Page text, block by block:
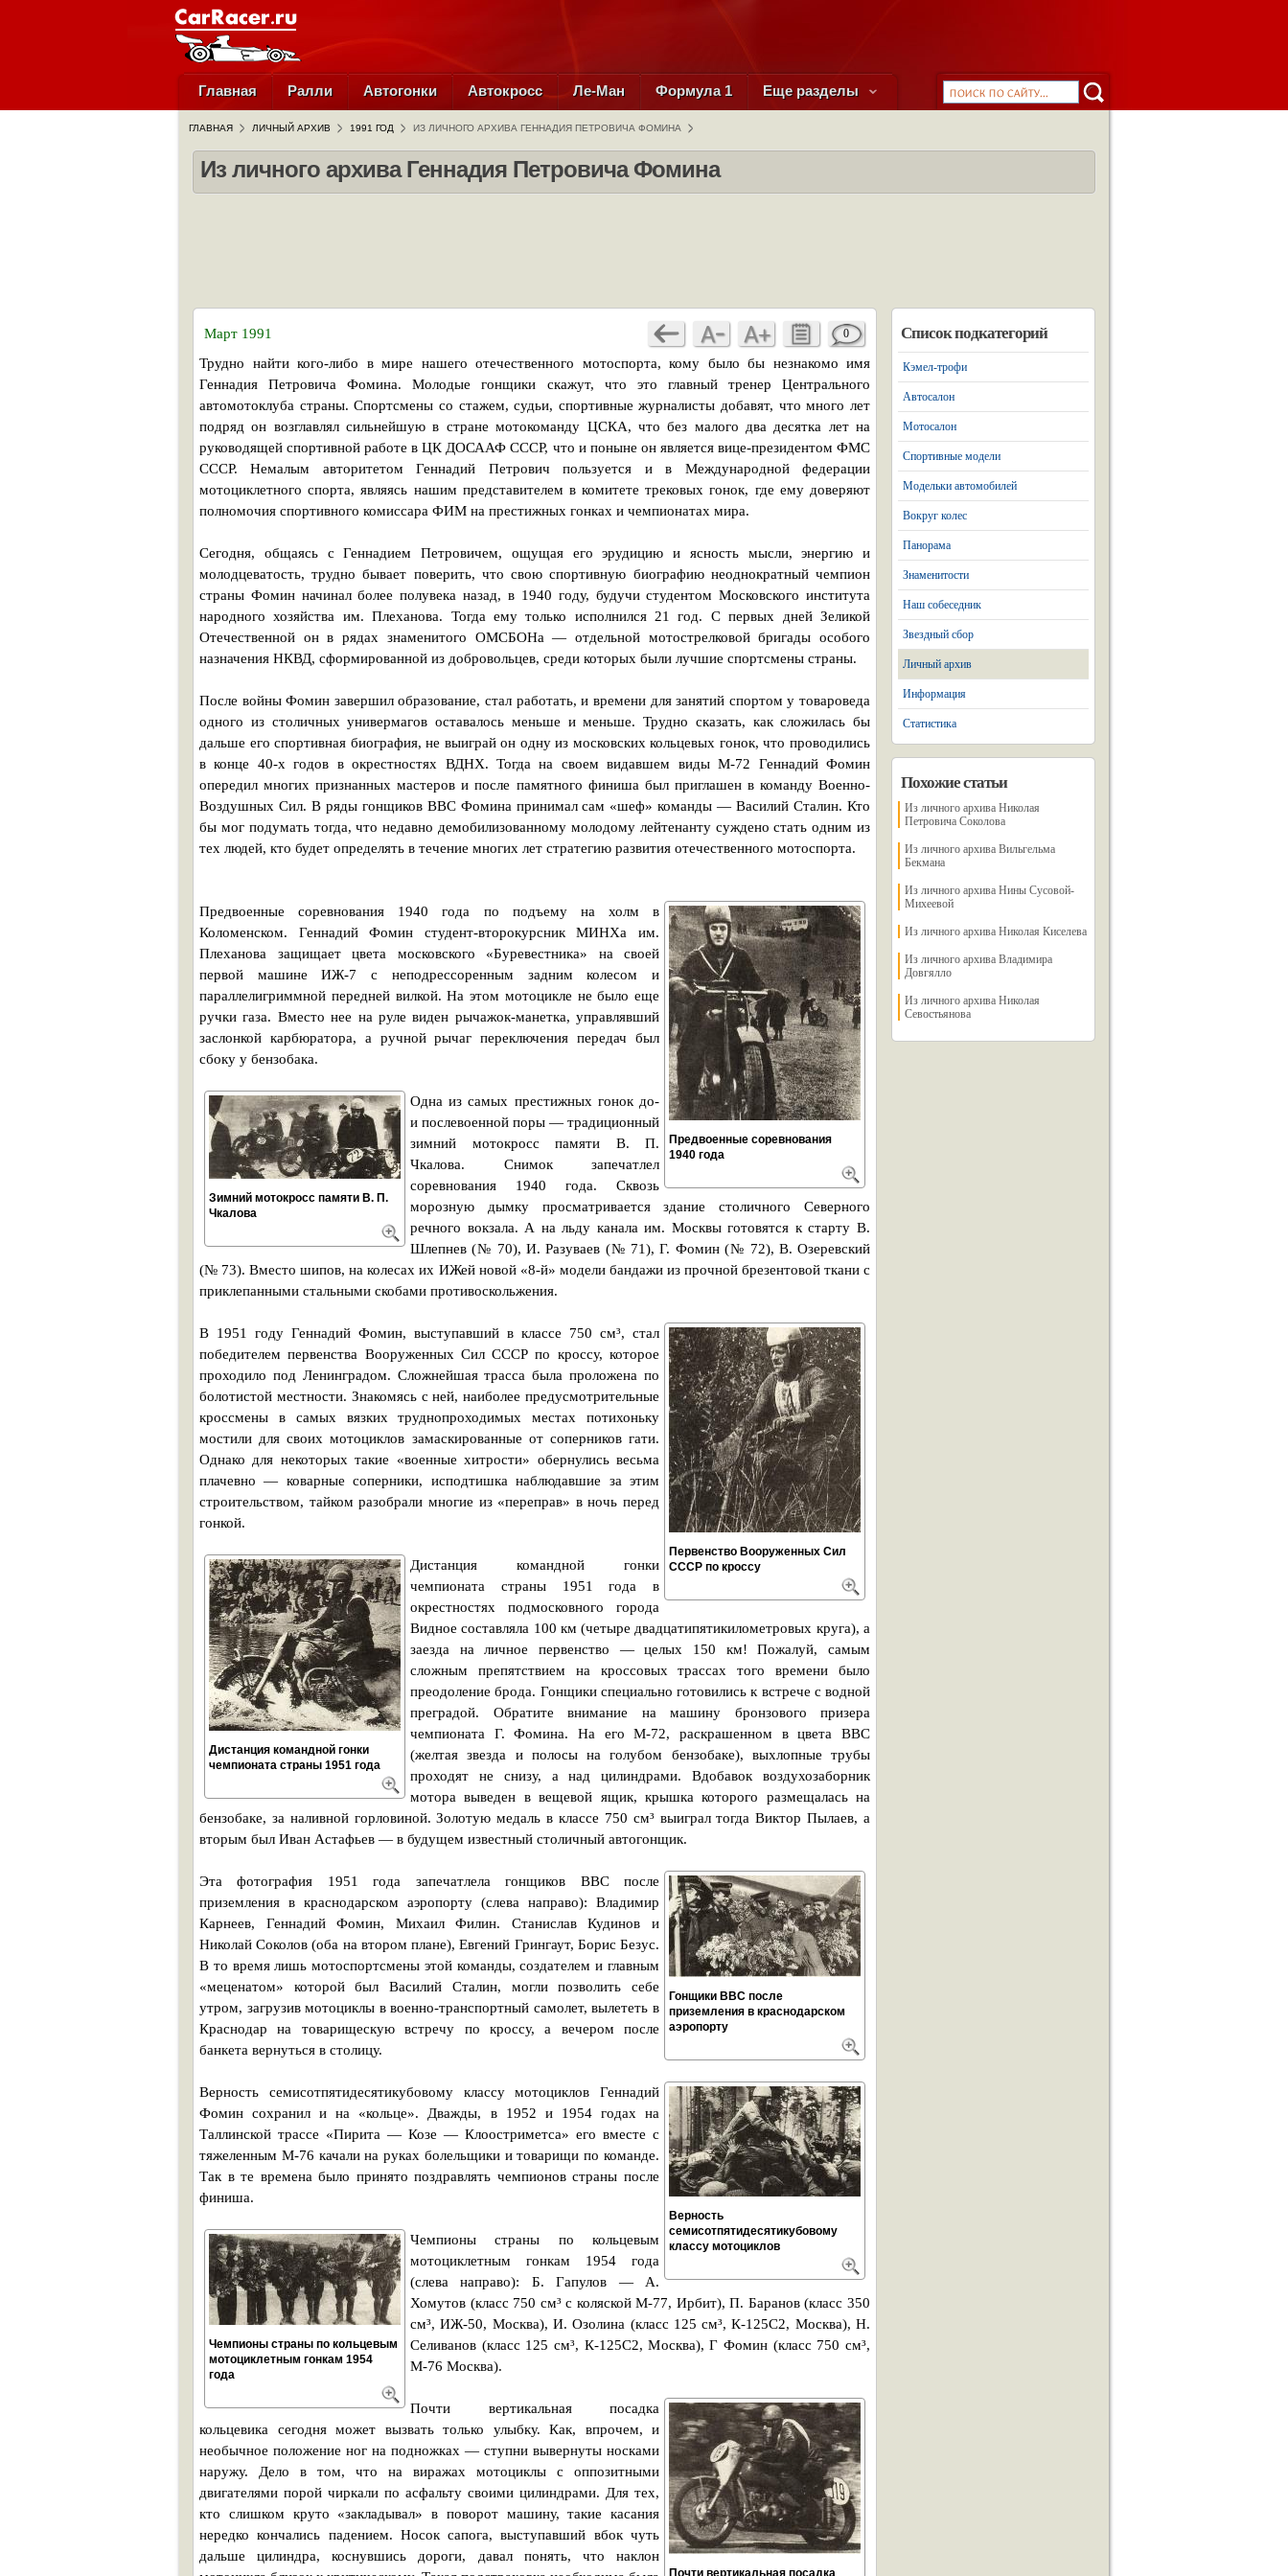
Главная Ралли Автогонки Автокросс Ле-Ман Формула 1 Еще разделы
ГЛАВНАЯ ЛИЧНЫЙ АРХИВ 1991 ГОД ИЗ ЛИЧНОГО АРХИВА ГЕННАДИЯ ПЕТРОВИЧА ФОМИНА
Из личного архива Геннадия Петровича Фомина
Март 1991 0
Трудно найти кого-либо в мире нашего отечественного мотоспорта, кому было бы незнакомо имя
Геннадия Петровича Фомина. Молодые гонщики скажут, что это главный тренер Центрального
автомотоклуба страны. Спортсмены со стажем, судьи, спортивные журналисты добавят, что много лет
подряд он возглавлял сильнейшую в стране мотокоманду ЦСКА, что без малого два десятка лет на
руководящей спортивной работе в ЦК ДОСААФ СССР, что и поныне он является вице-президентом ФМС
СССР. Немалым авторитетом Геннадий Петрович пользуется и в Международной федерации
мотоциклетного спорта, являясь нашим представителем в комитете трековых гонок, где ему доверяют
полномочия спортивного комиссара ФИМ на престижных гонках и чемпионатах мира.
Сегодня, общаясь с Геннадием Петровичем, ощущая его эрудицию и ясность мысли, энергию и
молодцеватость, трудно бывает поверить, что свою спортивную биографию неоднократный чемпион
страны Фомин начинал более полувека назад, в 1940 году, будучи студентом Московского института
народного хозяйства им. Плеханова. Тогда ему только исполнился 21 год. С первых дней Зеликой
Отечественной он в рядах знаменитого ОМСБОНа — отдельной мотострелковой бригады особого
назначения НКВД, сформированной из добровольцев, среди которых были лучшие спортсмены страны.
После войны Фомин завершил образование, стал работать, и времени для занятий спортом у товароведа
одного из столичных универмагов оставалось меньше и меньше. Трудно сказать, как сложилась бы
дальше его спортивная биография, не выиграй он одну из московских кольцевых гонок, что проводились
в конце 40-х годов в окрестностях ВДНХ. Тогда на своем видавшем виды М-72 Геннадий Фомин
опередил многих признанных мастеров и после памятного финиша был приглашен в команду Военно-
Воздушных Сил. В ряды гонщиков ВВС Фомина принимал сам «шеф» команды — Василий Сталин. Кто
бы мог подумать тогда, что недавно демобилизованному молодому лейтенанту суждено стать одним из
тех людей, кто будет определять в течение многих лет стратегию развития отечественного мотоспорта.
Предвоенные соревнования
1940 года
Предвоенные соревнования 1940 года по подъему на холм в
Коломенском. Геннадий Фомин студент-второкурсник МИНХа им.
Плеханова защищает цвета московского «Буревестника» на своей
первой машине ИЖ-7 с неподрессоренным задним колесом и
параллелигриммной передней вилкой. На этом мотоцикле не было еще
ручки газа. Вместо нее на руле виден рычажок-манетка, управлявший
заслонкой карбюратора, а ручной рычаг переключения передач был
сбоку у бензобака.
Зимний мотокросс памяти В. П.
Чкалова
Одна из самых престижных гонок до-
и послевоенной поры — традиционный
зимний мотокросс памяти В. П.
Чкалова. Снимок запечатлел
соревнования 1940 года. Сквозь
морозную дымку просматривается здание столичного Северного
речного вокзала. А на льду канала им. Москвы готовятся к старту В.
Шлепнев (№ 70), И. Разуваев (№ 71), Г. Фомин (№ 72), В. Озеревский
(№ 73). Вместо шипов, на колесах их ИЖей новой «8-й» модели бандажи из прочной брезентовой ткани с
приклепанными стальными скобами противоскольжения.
Первенство Вооруженных Сил
СССР по кроссу
В 1951 году Геннадий Фомин, выступавший в классе 750 см³, стал
победителем первенства Вооруженных Сил СССР по кроссу, которое
проходило под Ленинградом. Сложнейшая трасса была проложена по
болотистой местности. Знакомясь с ней, наиболее предусмотрительные
кроссмены в самых вязких труднопроходимых местах потихоньку
мостили для своих мотоциклов замаскированные от соперников гати.
Однако для некоторых такие «военные хитрости» обернулись весьма
плачевно — коварные соперники, исподтишка наблюдавшие за этим
строительством, тайком разобрали многие из «переправ» в ночь перед
гонкой.
Дистанция командной гонки
чемпионата страны 1951 года
Дистанция командной гонки
чемпионата страны 1951 года в
окрестностях подмосковного города
Видное составляла 100 км (четыре двадцатипятикилометровых круга), а
заезда на личное первенство — целых 150 км! Пожалуй, самым
сложным препятствием на кроссовых трассах того времени было
преодоление брода. Гонщики специально готовились к встрече с водной
преградой. Обратите внимание на машину бронзового призера
чемпионата Г. Фомина. На его М-72, раскрашенном в цвета ВВС
(желтая звезда и полосы на голубом бензобаке), выхлопные трубы
проходят не снизу, а над цилиндрами. Вдобавок воздухозаборник
мотора выведен в вещевой ящик, крышка которого размещалась на
бензобаке, за наливной горловиной. Золотую медаль в классе 750 см³ выиграл тогда Виктор Пылаев, а
вторым был Иван Астафьев — в будущем известный столичный автогонщик.
Гонщики ВВС после
приземления в краснодарском
аэропорту
Эта фотография 1951 года запечатлела гонщиков ВВС после
приземления в краснодарском аэропорту (слева направо): Владимир
Карнеев, Геннадий Фомин, Михаил Филин. Станислав Кудинов и
Николай Соколов (оба на втором плане), Евгений Грингаут, Борис Безус.
В то время лишь мотоспортсмены этой команды, создателем и главным
«меценатом» которой был Василий Сталин, могли позволить себе
утром, загрузив мотоциклы в военно-транспортный самолет, вылететь в
Краснодар на товарищескую встречу по кроссу, а вечером после
банкета вернуться в столицу.
Верность
семисотпятидесятикубовому
классу мотоциклов
Верность семисотпятидесятикубовому классу мотоциклов Геннадий
Фомин сохранил и на «кольце». Дважды, в 1952 и 1954 годах на
Таллинской трассе «Пирита — Козе — Клоостриметса» его вместе с
тяжеленным М-76 качали на руках болельщики и товарищи по команде.
Так в те времена было принято поздравлять чемпионов страны после
финиша.
Чемпионы страны по кольцевым
мотоциклетным гонкам 1954
года
Чемпионы страны по кольцевым
мотоциклетным гонкам 1954 года
(слева направо): Б. Гапулов — А.
Хомутов (класс 750 см³ с коляской М-77, Ирбит), П. Баранов (класс 350
см³, ИЖ-50, Москва), И. Озолина (класс 125 см³, К-125С2, Москва), Н.
Селиванов (класс 125 см³, К-125С2, Москва), Г Фомин (класс 750 см³,
М-76 Москва).
Почти вертикальная посадка
Почти вертикальная посадка
кольцевика сегодня может вызвать только улыбку. Как, впрочем, и
необычное положение ног на подножках — ступни вывернуты носками
наружу. Дело в том, что на виражах мотоциклы с оппозитными
двигателями порой чиркали по асфальту своими цилиндрами. Для тех,
кто слишком круто «закладывал» в поворот машину, такие касания
нередко кончались падением. Носок сапога, выступавший вбок чуть
дальше цилиндра, коснувшись дороги, давал понять, что наклон
Список подкатегорий
Кэмел-трофи
Автосалон
Мотосалон
Спортивные модели
Модельки автомобилей
Вокруг колес
Панорама
Знаменитости
Наш собеседник
Звездный сбор
Личный архив
Информация
Статистика
Похожие статьи
Из личного архива Николая
Петровича Соколова
Из личного архива Вильгельма
Бекмана
Из личного архива Нины Сусовой-
Михеевой
Из личного архива Николая Киселева
Из личного архива Владимира
Довгялло
Из личного архива Николая
Севостьянова